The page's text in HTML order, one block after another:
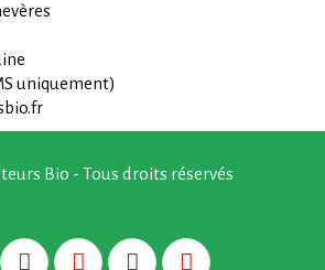
uniquement)
Bio - Tous droits réservés